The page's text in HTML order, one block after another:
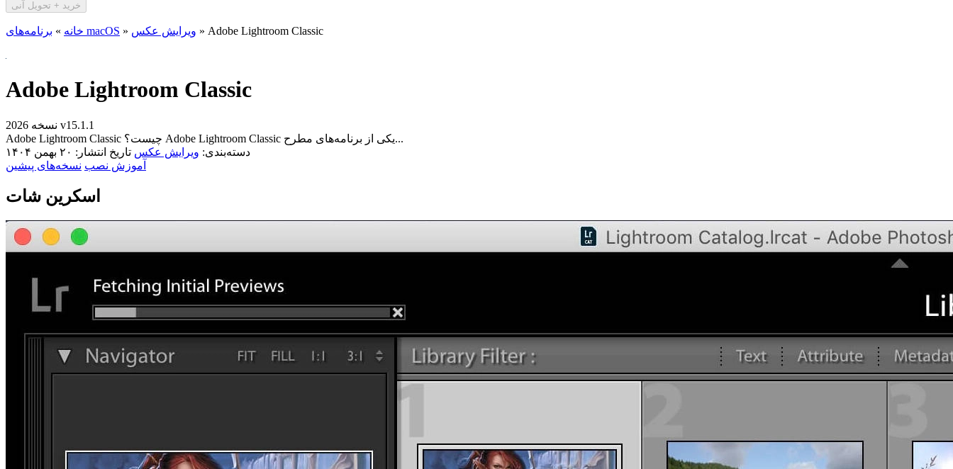
خرید + تحویل آنی
خانه » برنامه‌های macOS » ویرایش عکس » Adobe Lightroom Classic
Adobe Lightroom Classic
نسخه 2026 v15.1.1
Adobe Lightroom Classic چیست؟ Adobe Lightroom Classic یکی از برنامه‌های مطرح...
دسته‌بندی: ویرایش عکس تاریخ انتشار: ۲۰ بهمن ۱۴۰۴
آموزش نصب نسخه‌های پیشین
اسکرین شات